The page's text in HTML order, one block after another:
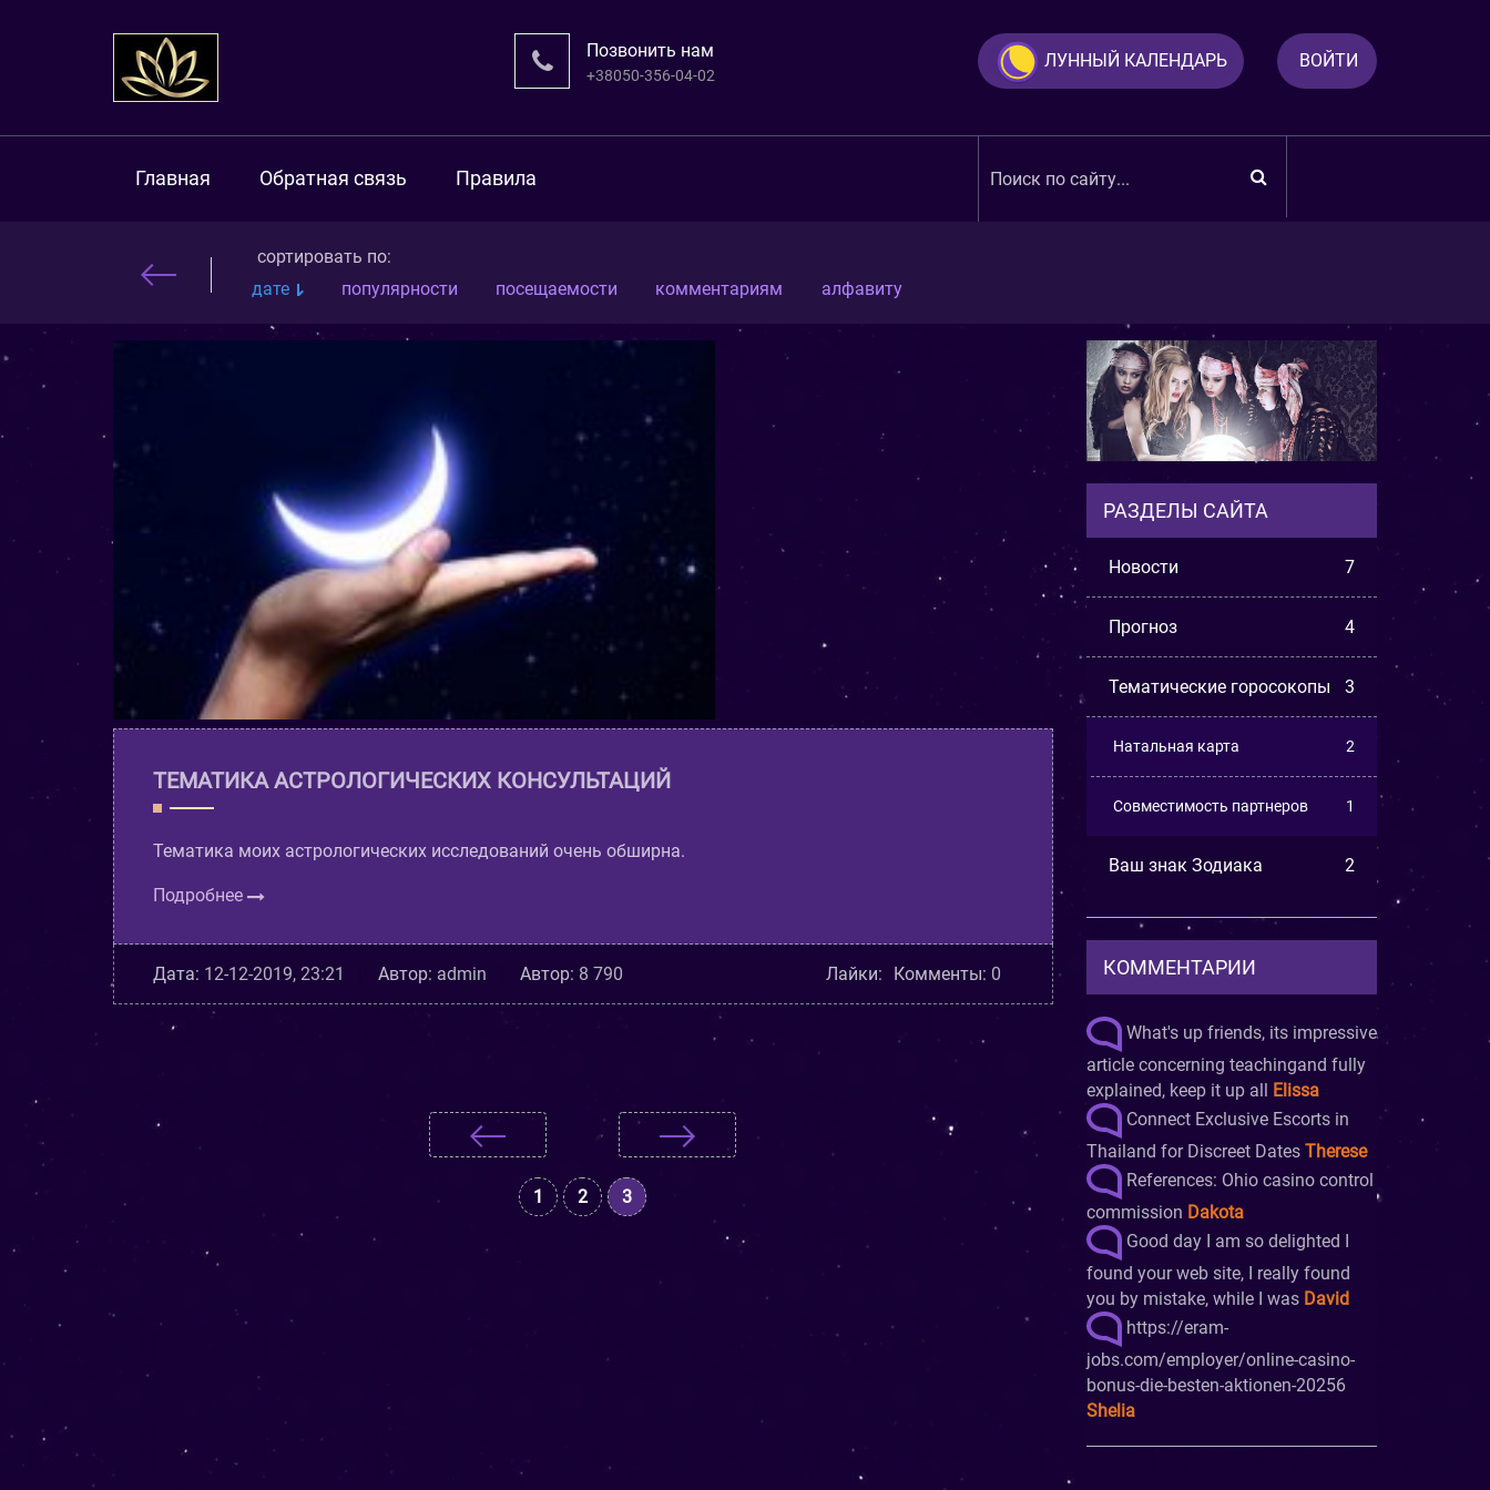
ВОЙТИ
ЛУННЫЙ КАЛЕНДАРЬ
Позвонить нам
+38050-356-04-02
Главная Обратная связь Правила
сортировать по:
дате
популярности посещаемости комментариям алфавиту
ТЕМАТИКА АСТРОЛОГИЧЕСКИХ КОНСУЛЬТАЦИЙ
Тематика моих астрологических исследований очень обширна.
Подробнее
Дата: 12-12-2019, 23:21 Автор: admin Автор: 8 790 Лайки: Комменты: 0
1 2 3
РАЗДЕЛЫ САЙТА
Новости 7
Прогноз 4
Тематические горосокопы 3
Натальная карта 2
Совместимость партнеров 1
Ваш знак Зодиака 2
КОММЕНТАРИИ
What's up friends, its impressive
article concerning teachingand fully
explained, keep it up all
Elissa
Connect Exclusive Escorts in
Thailand for Discreet Dates Therese
References: Ohio casino control
commission Dakota
Good day I am so delighted I
found your web site, I really found
you by mistake, while I was David
https://eram-
jobs.com/employer/online-casino-
bonus-die-besten-aktionen-20256
Shelia